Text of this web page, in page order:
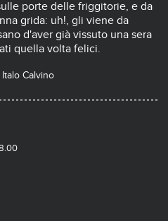
porte delle friggitorie, e da
grida: uh!, gli viene da
d'aver già vissuto una sera
quella volta felici.
Calvino